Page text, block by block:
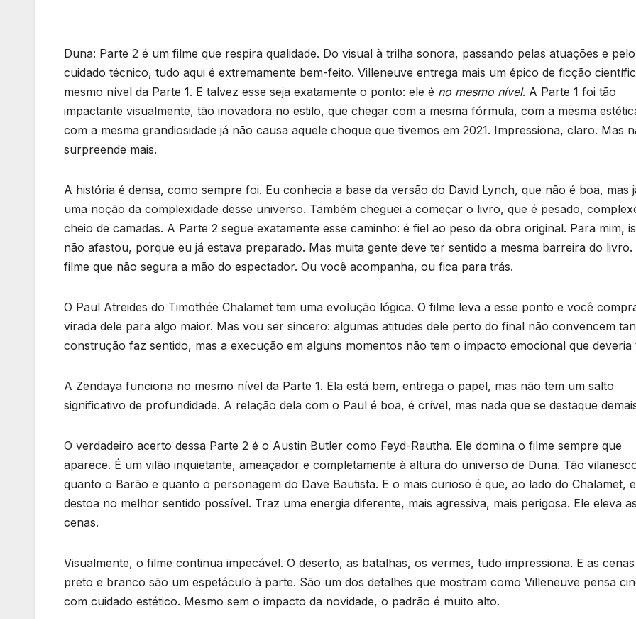
Duna: Parte 2 é um filme que respira qualidade. Do visual à trilha sonora, passando pelas atuações e pelo
cuidado técnico, tudo aqui é extremamente bem-feito. Villeneuve entrega mais um épico de ficção
mesmo nível da Parte 1. E talvez esse seja exatamente o ponto: ele é no mesmo nível. A Parte 1 foi tão
impactante visualmente, tão inovadora no estilo, que chegar com a mesma fórmula, com a mesma
com a mesma grandiosidade já não causa aquele choque que tivemos em 2021. Impressiona, claro. Mas
surpreende mais.
A história é densa, como sempre foi. Eu conhecia a base da versão do David Lynch, que não é boa, mas
uma noção da complexidade desse universo. Também cheguei a começar o livro, que é pesado,
cheio de camadas. A Parte 2 segue exatamente esse caminho: é fiel ao peso da obra original. Para mim,
não afastou, porque eu já estava preparado. Mas muita gente deve ter sentido a mesma barreira do livro.
filme que não segura a mão do espectador. Ou você acompanha, ou fica para trás.
O Paul Atreides do Timothée Chalamet tem uma evolução lógica. O filme leva a esse ponto e você
virada dele para algo maior. Mas vou ser sincero: algumas atitudes dele perto do final não convencem
construção faz sentido, mas a execução em alguns momentos não tem o impacto emocional que deveria
A Zendaya funciona no mesmo nível da Parte 1. Ela está bem, entrega o papel, mas não tem um salto
significativo de profundidade. A relação dela com o Paul é boa, é crível, mas nada que se destaque
O verdadeiro acerto dessa Parte 2 é o Austin Butler como Feyd-Rautha. Ele domina o filme sempre que
aparece. É um vilão inquietante, ameaçador e completamente à altura do universo de Duna. Tão
quanto o Barão e quanto o personagem do Dave Bautista. E o mais curioso é que, ao lado do Chalamet,
destoa no melhor sentido possível. Traz uma energia diferente, mais agressiva, mais perigosa. Ele eleva as
cenas.
Visualmente, o filme continua impecável. O deserto, as batalhas, os vermes, tudo impressiona. E as
preto e branco são um espetáculo à parte. São um dos detalhes que mostram como Villeneuve pensa
com cuidado estético. Mesmo sem o impacto da novidade, o padrão é muito alto.